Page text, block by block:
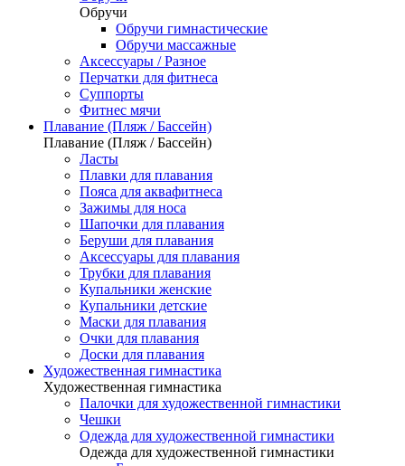
Обручи
Обручи гимнастические
Обручи массажные
Аксессуары / Разное
Перчатки для фитнеса
Суппорты
Фитнес мячи
Плавание (Пляж / Бассейн)
Плавание (Пляж / Бассейн)
Ласты
Плавки для плавания
Пояса для аквафитнеса
Зажимы для носа
Шапочки для плавания
Беруши для плавания
Аксессуары для плавания
Трубки для плавания
Купальники женские
Купальники детские
Маски для плавания
Очки для плавания
Доски для плавания
Художественная гимнастика
Художественная гимнастика
Палочки для художественной гимнастики
Чешки
Одежда для художественной гимнастики
Одежда для художественной гимнастики